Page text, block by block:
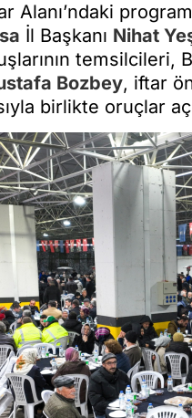
Alanı’ndaki
İl Başkanı Nihat
temsilcileri,
Bozbey, iftar
birlikte oruçlar